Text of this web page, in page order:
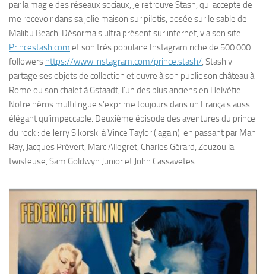
par la magie des réseaux sociaux, je retrouve Stash, qui accepte de
me recevoir dans sa jolie maison sur pilotis, posée sur le sable de
Malibu Beach. Désormais ultra présent sur internet, via son site
Princestash.com et son très populaire Instagram riche de 500.000
followers https://www.instagram.com/prince.stash/, Stash y
partage ses objets de collection et ouvre à son public son château à
Rome ou son chalet à Gstaadt, l’un des plus anciens en Helvètie.
Notre héros multilingue s’exprime toujours dans un Français aussi
élégant qu’impeccable. Deuxième épisode des aventures du prince
du rock : de Jerry Sikorski à Vince Taylor ( again) en passant par Man
Ray, Jacques Prévert, Marc Allegret, Charles Gérard, Zouzou la
twisteuse, Sam Goldwyn Junior et John Cassavetes.